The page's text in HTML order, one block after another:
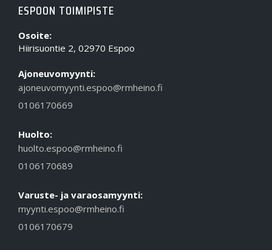
ESPOON TOIMIPISTE
Osoite:
Hiirisuontie 2, 02970 Espoo
Ajoneuvomyynti:
ajoneuvomyynti.espoo@rmheino.fi
0106170669
Huolto:
huolto.espoo@rmheino.fi
0106170689
Varuste- ja varaosamyynti:
myynti.espoo@rmheino.fi
0106170679